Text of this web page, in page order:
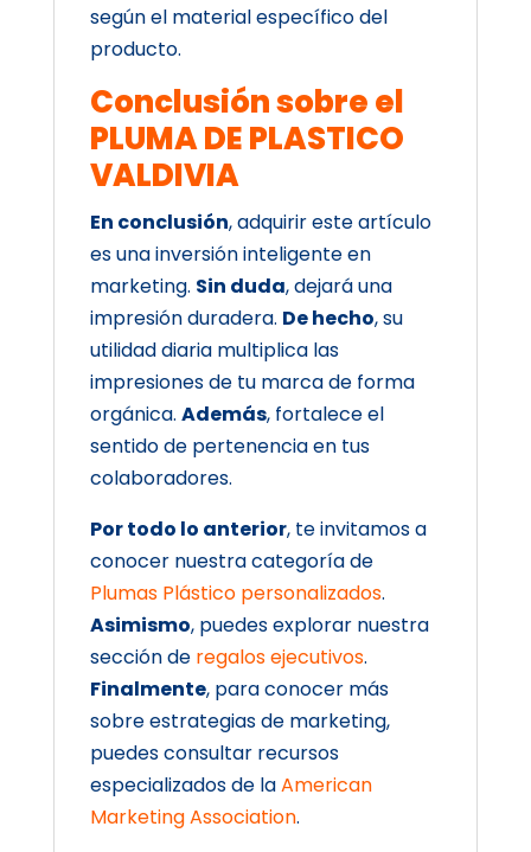
según el material específico del
producto.
Conclusión sobre el
PLUMA DE PLASTICO
VALDIVIA
En conclusión, adquirir este artículo
es una inversión inteligente en
marketing. Sin duda, dejará una
impresión duradera. De hecho, su
utilidad diaria multiplica las
impresiones de tu marca de forma
orgánica. Además, fortalece el
sentido de pertenencia en tus
colaboradores.
Por todo lo anterior, te invitamos a
conocer nuestra categoría de
Plumas Plástico personalizados.
Asimismo, puedes explorar nuestra
sección de regalos ejecutivos.
Finalmente, para conocer más
sobre estrategias de marketing,
puedes consultar recursos
especializados de laAmerican
Marketing Association.